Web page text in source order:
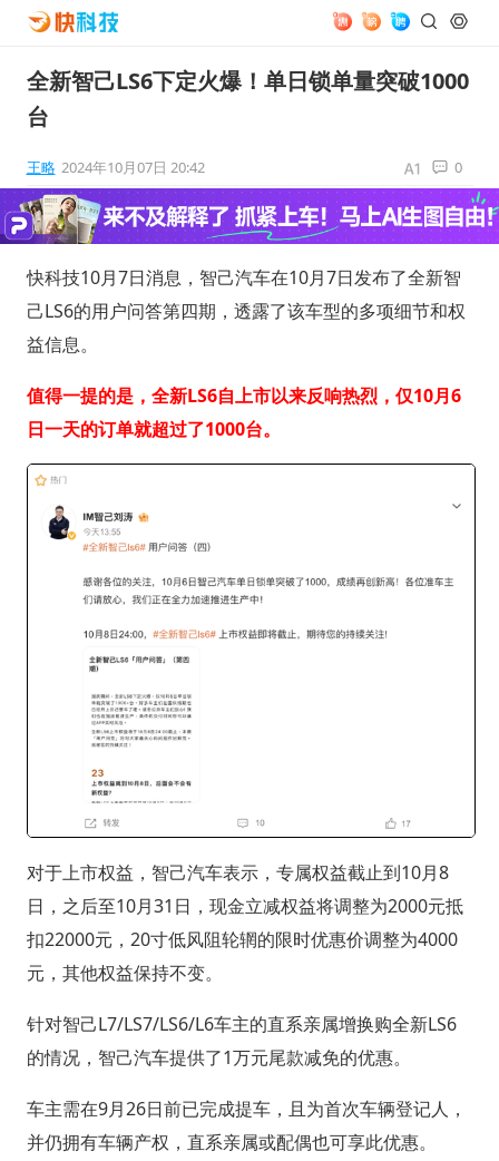
全新智己LS6下定火爆！单日锁单量突破1000
台
王略 2024年10月07日 20:42 0
快科技10月7日消息，智己汽车在10月7日发布了全新智
己LS6的用户问答第四期，透露了该车型的多项细节和权
益信息。
值得一提的是，全新LS6自上市以来反响热烈，仅10月6
日一天的订单就超过了1000台。
对于上市权益，智己汽车表示，专属权益截止到10月8
日，之后至10月31日，现金立减权益将调整为2000元抵
扣22000元，20寸低风阻轮辋的限时优惠价调整为4000
元，其他权益保持不变。
针对智己L7/LS7/LS6/L6车主的直系亲属增换购全新LS6
的情况，智己汽车提供了1万元尾款减免的优惠。
车主需在9月26日前已完成提车，且为首次车辆登记人，
并仍拥有车辆产权，直系亲属或配偶也可享此优惠。